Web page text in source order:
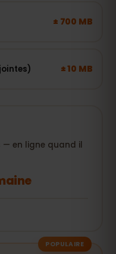
± 700 MB
± 10 MB
— en ligne quand il
POPULAIRE